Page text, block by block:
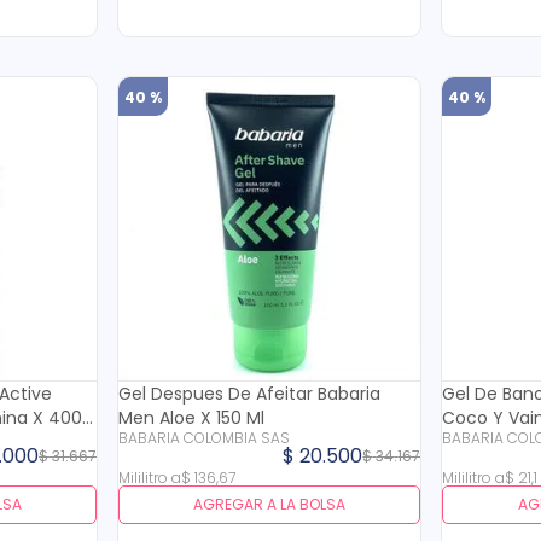
X 400
$31.667
.000
40 %
Gel Despues De Afeitar Babaria
Men Aloe X 150 Ml
BABARIA COLOMBIA SAS
$34.167
$ 20.500
Mililitro a$ 136,67
AGREGAR A LA BOLSA
40 %
Gel De
Coco Y
BABARIA
Mililitro a$ 21,1